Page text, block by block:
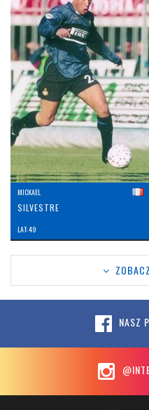
MICKAEL
SILVESTRE
LAT: 49
NASZ